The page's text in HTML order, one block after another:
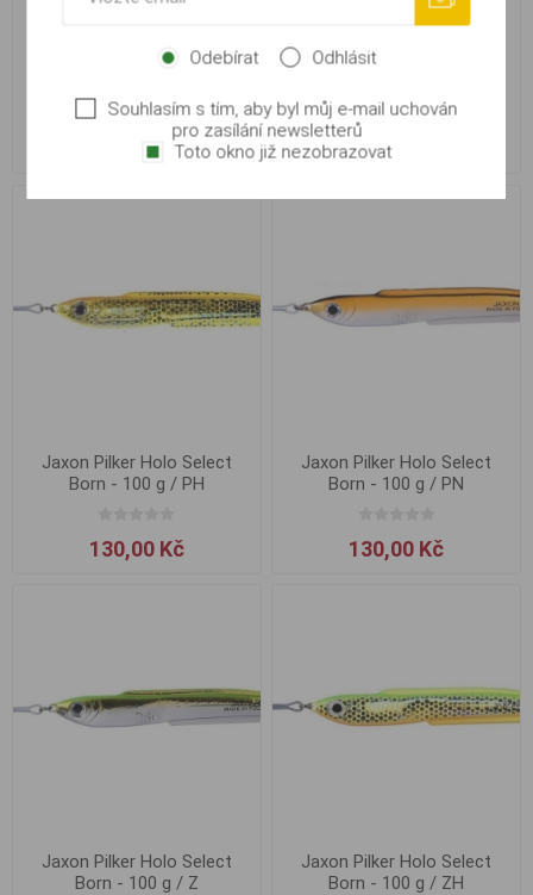
Jaxon Pilker Holo Select
130,00 Kč
Jaxon Pilker Holo Select
130,00 Kč
Jaxon Pilker Holo Select
Born - 100 g / PH
130,00 Kč
Jaxon Pilker Holo Select
Born - 100 g / PN
130,00 Kč
Jaxon Pilker Holo Select
Born - 100 g / Z
Jaxon Pilker Holo Select
Born - 100 g / ZH
Odebírat Odhlásit
Souhlasím s tím, aby byl můj e-mail uchován
pro zasílání newsletterů
Toto okno již nezobrazovat